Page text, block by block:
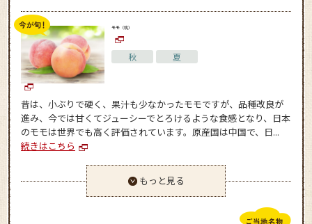
モモ（桃）
秋 夏
昔は、小ぶりで硬く、果汁も少なかったモモですが、品種改良が
進み、今では甘くてジューシーでとろけるような食感となり、日本
のモモは世界でも高く評価されています。原産国は中国で、日...
続きはこちら
もっと見る